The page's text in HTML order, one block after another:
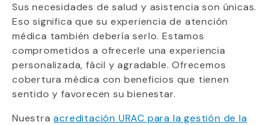
Sus necesidades de salud y asistencia son únicas.
Eso significa que su experiencia de atención
médica también debería serlo. Estamos
comprometidos a ofrecerle una experiencia
personalizada, fácil y agradable. Ofrecemos
cobertura médica con beneficios que tienen
sentido y favorecen su bienestar.
Nuestraacreditación URAC para la gestión de la